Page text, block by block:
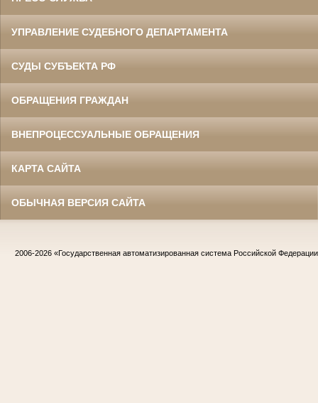
УПРАВЛЕНИЕ СУДЕБНОГО ДЕПАРТАМЕНТА
СУДЫ СУБЪЕКТА РФ
ОБРАЩЕНИЯ ГРАЖДАН
ВНЕПРОЦЕССУАЛЬНЫЕ ОБРАЩЕНИЯ
КАРТА САЙТА
ОБЫЧНАЯ ВЕРСИЯ САЙТА
2006-2026 «Государственная автоматизированная система Российской